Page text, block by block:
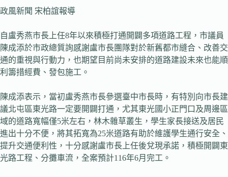
政風新聞 宋柏誼報導
自盧秀燕市長上任8年以來積極打通開闢多項道路工程，市議員
陳成添於市政總質詢感謝盧市長團隊對於新舊都市縫合、改善交
通的重視與行動力，也期望目前尚未安排的道路建設未來也能順
利籌措經費、發包施工。
陳成添表示，當初盧秀燕市長參選臺中市長時，有特別向市長建
議北屯區東光路一定要開闢打通，尤其東光國小正門口及周邊區
域的道路寬幅僅5米左右，林木雜草叢生，學生家長接送及居民
進出十分不便，將其拓寬為25米道路有助於維護學生通行安全、
提升交通便利性，十分感謝盧市長上任後兌現承諾，積極開闢東
光路工程、分攤車流，全案預計116年6月完工。